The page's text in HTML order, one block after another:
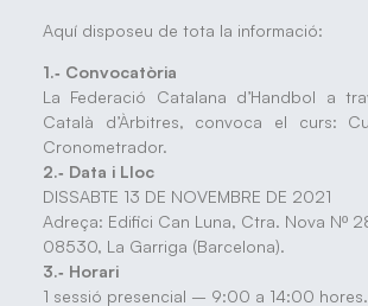
Aquí disposeu de tota la informació:
1.‐ Convocatòria
La Federació Catalana d’Handbol a
Català d’Àrbitres, convoca el curs:
Cronometrador.
2.‐ Data i Lloc
DISSABTE 13 DE NOVEMBRE DE 2021
Adreça: Edifici Can Luna, Ctra. Nova Nº
08530, La Garriga (Barcelona).
3.‐ Horari
1 sessió presencial – 9:00 a 14:00